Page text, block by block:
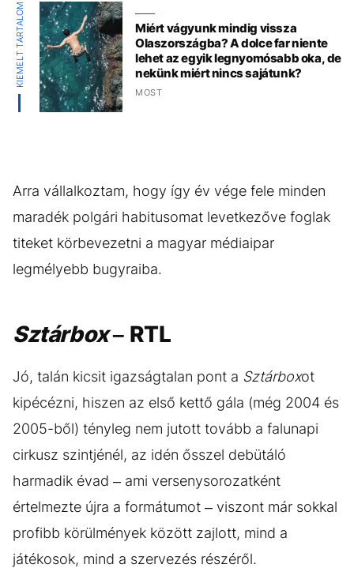
KIEMELT TARTALOM
Miért vágyunk mindig vissza
Olaszországba? A dolce far niente
lehet az egyik legnyomósabb oka, de
nekünk miért nincs sajátunk?
MOST
Arra vállalkoztam, hogy így év vége fele minden
maradék polgári habitusomat levetkezőve foglak
titeket körbevezetni a magyar médiaipar
legmélyebb bugyraiba.
Sztárbox– RTL
Jó, talán kicsit igazságtalan pont a Sztárboxot
kipécézni, hiszen az első kettő gála (még 2004 és
2005-ből) tényleg nem jutott tovább a falunapi
cirkusz szintjénél, az idén ősszel debütáló
harmadik évad – ami versenysorozatként
értelmezte újra a formátumot – viszont már sokkal
profibb körülmények között zajlott, mind a
játékosok, mind a szervezés részéről.